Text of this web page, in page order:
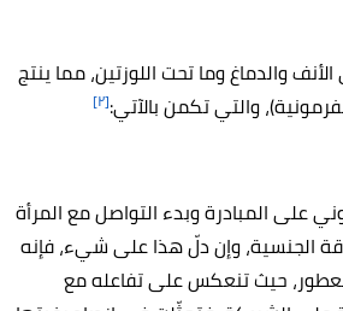
والدماغ وما تحت اللوزتين، مما ينتج
والتي تكمن بالآتي:[٢]
على المبادرة وبدء التواصل مع المرأة
الجنسية، وإن دلّ هذا على شيء، فإنه
حيث تنعكس على تفاعله مع